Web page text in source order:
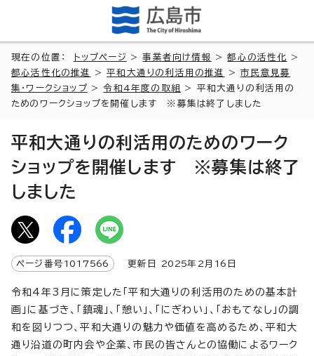
現在の位置： トップページ >事業者向け情報 >都心の活性化
>
都心活性化の推進
>平和大通りの利活用の推進 >市民意見募
集・ワークショップ >令和4年度の取組
> 平和大通りの利活用の
ためのワークショップを開催します ※募集は終了しました
平和大通りの利活用のためのワーク
ショップを開催します ※募集は終了
しました
ページ番号 1017566 更新日 2025年2月 16 日
令和4年3月に策定した「平和大通りの利活用のための基本計
画」に基づき、「鎮魂」、「憩い」、「にぎわい」、「おもてなし」の調
和を図りつつ、平和大通りの魅力や価値を高めるため、平和大
通り沿道の町内会や企業、市民の皆さんとの協働によるワーク